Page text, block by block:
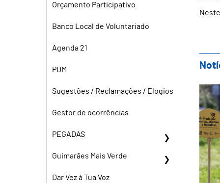
Orçamento Participativo
Banco Local de Voluntariado
Agenda 21
PDM
Sugestões / Reclamações / Elogios
Gestor de ocorrências
PEGADAS
Guimarães Mais Verde
Dar Vez à Tua Voz